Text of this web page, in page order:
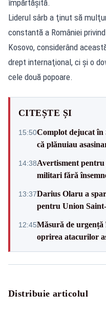
împărtăşită.
Liderul sârb a ţinut să
constantă a României
Kosovo, considerând
drept internaţional, ci şi o
cele două popoare.
CITEȘTE ȘI
15:50Complot dejucat în
că plănuiau
14:38Avertisment
militari fără
13:37Darius Olaru a
pentru Union
12:45Măsură de
oprirea atacurilor
Distribuie articolul